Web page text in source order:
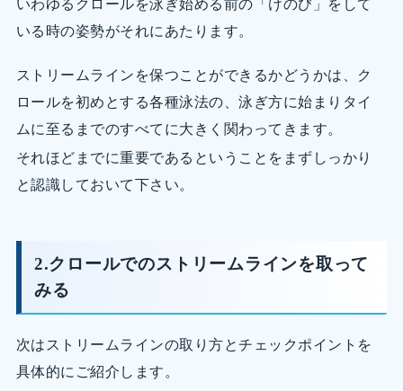
いわゆるクロールを泳ぎ始める前の「けのび」をして
いる時の姿勢がそれにあたります。
ストリームラインを保つことができるかどうかは、ク
ロールを初めとする各種泳法の、泳ぎ方に始まりタイ
ムに至るまでのすべてに大きく関わってきます。
それほどまでに重要であるということをまずしっかり
と認識しておいて下さい。
2.クロールでのストリームラインを取って
みる
次はストリームラインの取り方とチェックポイントを
具体的にご紹介します。